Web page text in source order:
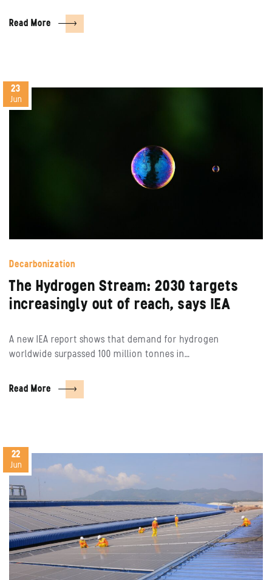
Read More
23
Jun
Decarbonization
The Hydrogen Stream: 2030 targets
increasingly out of reach, says IEA
A new IEA report shows that demand for hydrogen
worldwide surpassed 100 million tonnes in…
Read More
22
Jun